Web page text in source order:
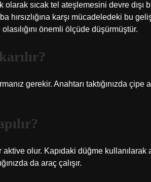
sıcak tel ateşlemesini devre dışı
hırsızlığına karşı mücadeledeki bu
önemli ölçüde düşürmüştür.
gerekir. Anahtarı taktığınızda çipe
olur. Kapıdaki düğme kullanılarak
da araç çalışır.